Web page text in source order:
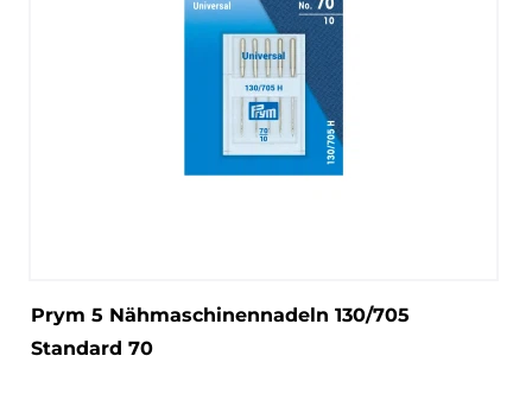
Prym 5 Nähmaschinennadeln 130/705
Standard 70